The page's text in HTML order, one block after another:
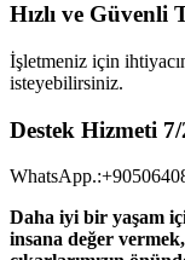
Hızlı ve Güvenli
İşletmeniz için
isteyebilirsiniz.
Destek Hizmeti
Daha iyi bir yaşam
insana değer